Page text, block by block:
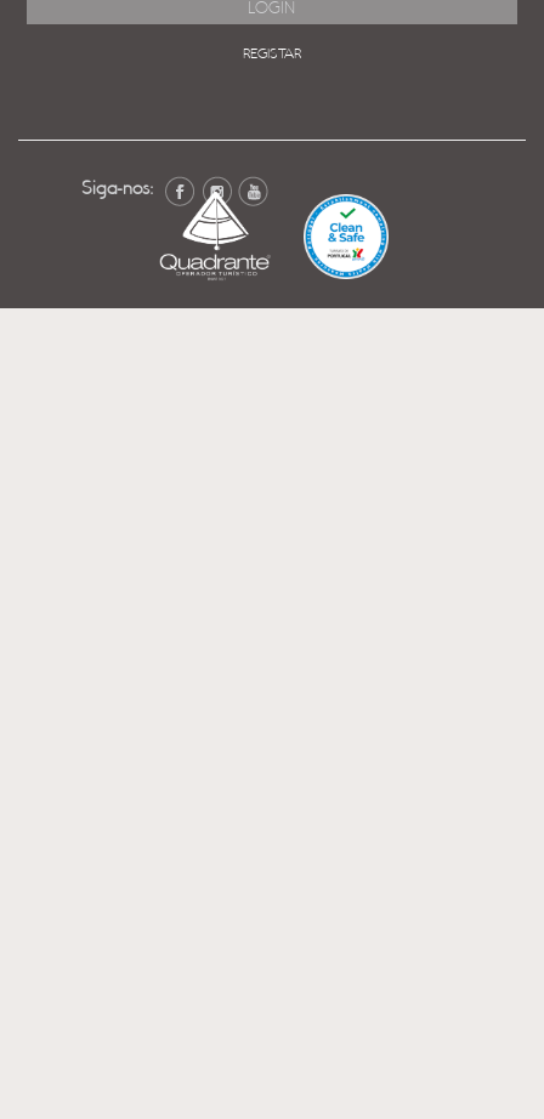
REGISTAR
Siga-nos: